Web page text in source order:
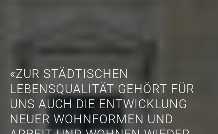
«ARCHITEKTUR LEBT VON LICHT
UND SCHATTEN, VON TIEFEN,
KANTEN UND RELIEFS. OHNE
KLARE AUSFORMULIERUNG
DIESER ELEMENTE ENTSTEHT